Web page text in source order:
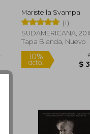
Maristella Svampa
(1)
SUDAMERICANA,
Tapa Blanda, Nuevo